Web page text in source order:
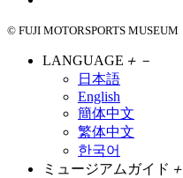
© FUJI MOTORSPORTS MUSEUM
LANGUAGE ＋ －
日本語
English
簡体中文
繁体中文
한국어
ミュージアムガイド ＋